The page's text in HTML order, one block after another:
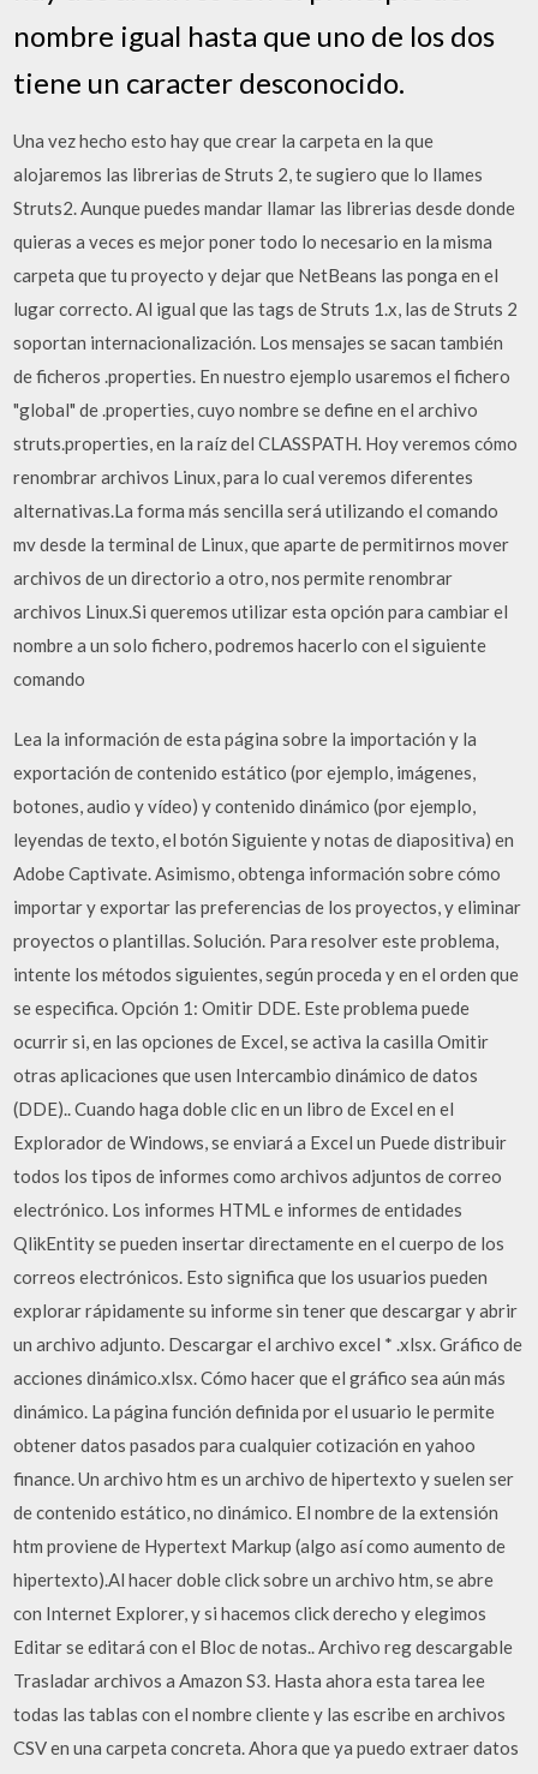
nombre igual hasta que uno de los dos
tiene un caracter desconocido.
Una vez hecho esto hay que crear la carpeta en la que
alojaremos las librerias de Struts 2, te sugiero que lo llames
Struts2. Aunque puedes mandar llamar las librerias desde donde
quieras a veces es mejor poner todo lo necesario en la misma
carpeta que tu proyecto y dejar que NetBeans las ponga en el
lugar correcto. Al igual que las tags de Struts 1.x, las de Struts 2
soportan internacionalización. Los mensajes se sacan también
de ficheros .properties. En nuestro ejemplo usaremos el fichero
"global" de .properties, cuyo nombre se define en el archivo
struts.properties, en la raíz del CLASSPATH. Hoy veremos cómo
renombrar archivos Linux, para lo cual veremos diferentes
alternativas.La forma más sencilla será utilizando el comando
mv desde la terminal de Linux, que aparte de permitirnos mover
archivos de un directorio a otro, nos permite renombrar
archivos Linux.Si queremos utilizar esta opción para cambiar el
nombre a un solo fichero, podremos hacerlo con el siguiente
comando
Lea la información de esta página sobre la importación y la
exportación de contenido estático (por ejemplo, imágenes,
botones, audio y vídeo) y contenido dinámico (por ejemplo,
leyendas de texto, el botón Siguiente y notas de diapositiva) en
Adobe Captivate. Asimismo, obtenga información sobre cómo
importar y exportar las preferencias de los proyectos, y eliminar
proyectos o plantillas. Solución. Para resolver este problema,
intente los métodos siguientes, según proceda y en el orden que
se especifica. Opción 1: Omitir DDE. Este problema puede
ocurrir si, en las opciones de Excel, se activa la casilla Omitir
otras aplicaciones que usen Intercambio dinámico de datos
(DDE).. Cuando haga doble clic en un libro de Excel en el
Explorador de Windows, se enviará a Excel un Puede distribuir
todos los tipos de informes como archivos adjuntos de correo
electrónico. Los informes HTML e informes de entidades
QlikEntity se pueden insertar directamente en el cuerpo de los
correos electrónicos. Esto significa que los usuarios pueden
explorar rápidamente su informe sin tener que descargar y abrir
un archivo adjunto. Descargar el archivo excel * .xlsx. Gráfico de
acciones dinámico.xlsx. Cómo hacer que el gráfico sea aún más
dinámico. La página función definida por el usuario le permite
obtener datos pasados para cualquier cotización en yahoo
finance. Un archivo htm es un archivo de hipertexto y suelen ser
de contenido estático, no dinámico. El nombre de la extensión
htm proviene de Hypertext Markup (algo así como aumento de
hipertexto).Al hacer doble click sobre un archivo htm, se abre
con Internet Explorer, y si hacemos click derecho y elegimos
Editar se editará con el Bloc de notas.. Archivo reg descargable
Trasladar archivos a Amazon S3. Hasta ahora esta tarea lee
todas las tablas con el nombre cliente y las escribe en archivos
CSV en una carpeta concreta. Ahora que ya puedo extraer datos